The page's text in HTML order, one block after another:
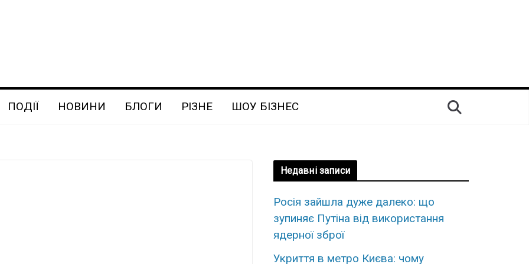
ПОДІЇ НОВИНИ БЛОГИ РІЗНЕ ШОУ БІЗНЕС
Недавні записи
Росія зайшла дуже далеко: що
зупиняє Путіна від використання
ядерної зброї
Укриття в метро Києва: чому